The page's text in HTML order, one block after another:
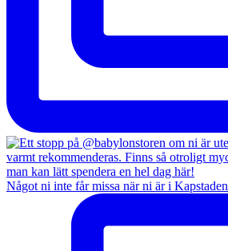
Något ni inte får missa när ni är i Kapstaden